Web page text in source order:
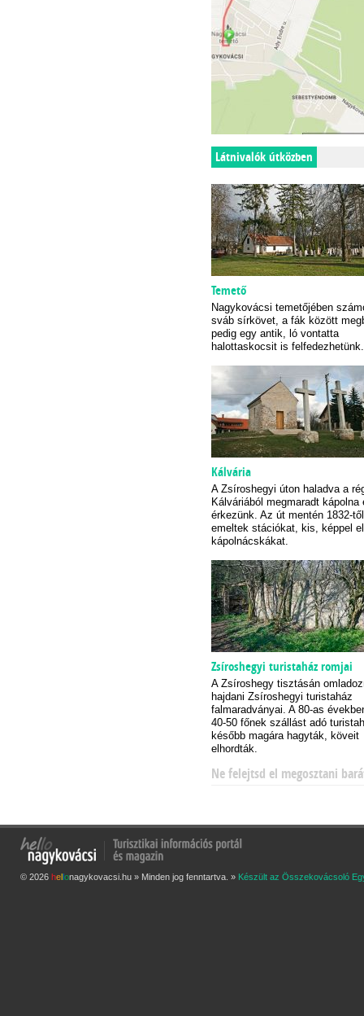
Látnivalók útközben
Temető
Nagykovácsi temetőjében
sváb sírkövet, a fák között
pedig egy antik, ló vontatta
halottaskocsit is felfedezhetünk.
Kálvária
A Zsíroshegyi úton haladva a
Kálváriából megmaradt kápolna
érkezünk. Az út mentén 1832-től
emeltek stációkat, kis, képpel
kápolnácskákat.
Zsíroshegyi turistaház romjai
A Zsíroshegy tisztásán
hajdani Zsíroshegyi turistaház
falmaradványai. A 80-as
40-50 főnek szállást adó
később magára hagyták, köveit
elhordták.
Ne felejtsd el megosztani
© 2026 hellonagykovacsi.hu » Minden jog fenntartva. » Készült az Összekovácsoló